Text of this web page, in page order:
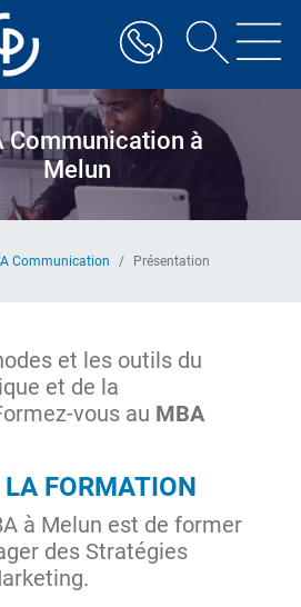
Communication à
Melun
Communication Présentation
et les outils du
et de la
vous au MBA
FORMATION
à Melun est de former
des Stratégies